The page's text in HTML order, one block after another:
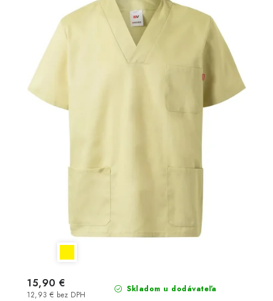
Skladom u dodávateľa
12,93 € bez DPH
15,90 €